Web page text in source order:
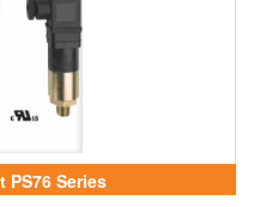
PS76 Series